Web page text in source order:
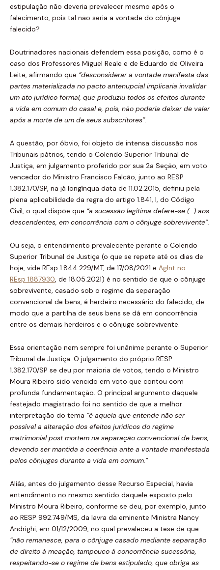
estipulação não deveria prevalecer mesmo após o
falecimento, pois tal não seria a vontade do cônjuge
falecido?
Doutrinadores nacionais defendem essa posição, como é o
caso dos Professores Miguel Reale e de Eduardo de Oliveira
Leite, afirmando que “desconsiderar a vontade manifesta das
partes materializada no pacto antenupcial implicaria invalidar
um ato jurídico formal, que produziu todos os efeitos durante
a vida em comum do casal e, pois, não poderia deixar de valer
após a morte de um de seus subscritores”.
A questão, por óbvio, foi objeto de intensa discussão nos
Tribunais pátrios, tendo o Colendo Superior Tribunal de
Justiça, em julgamento proferido por sua 2a Seção, em voto
vencedor do Ministro Francisco Falcão, junto ao RESP
1.382.170/SP, na já longínqua data de 11.02.2015, definiu pela
plena aplicabilidade da regra do artigo 1.841, I, do Código
Civil, o qual dispõe que “a sucessão legítima defere-se (…) aos
descendentes, em concorrência com o cônjuge sobrevivente”.
Ou seja, o entendimento prevalecente perante o Colendo
Superior Tribunal de Justiça (o que se repete até os dias de
hoje, vide REsp 1.844.229/MT, de 17/08/2021 e AgInt no
REsp 1887930, de 18.05.2021) é no sentido de que o cônjuge
sobrevivente, casado sob o regime da separação
convencional de bens, é herdeiro necessário do falecido, de
modo que a partilha de seus bens se dá em concorrência
entre os demais herdeiros e o cônjuge sobrevivente.
Essa orientação nem sempre foi unânime perante o Superior
Tribunal de Justiça. O julgamento do próprio RESP
1.382.170/SP se deu por maioria de votos, tendo o Ministro
Moura Ribeiro sido vencido em voto que contou com
profunda fundamentação. O principal argumento daquele
festejado magistrado foi no sentido de que a melhor
interpretação do tema “é aquela que entende não ser
possível a alteração dos efeitos jurídicos do regime
matrimonial post mortem na separação convencional de bens,
devendo ser mantida a coerência ante a vontade manifestada
pelos cônjuges durante a vida em comum.”
Aliás, antes do julgamento desse Recurso Especial, havia
entendimento no mesmo sentido daquele exposto pelo
Ministro Moura Ribeiro, conforme se deu, por exemplo, junto
ao RESP 992.749/MS, da lavra da eminente Ministra Nancy
Andrighi, em 01/12/2009, no qual prevaleceu a tese de que
“não remanesce, para o cônjuge casado mediante separação
de direito à meação, tampouco à concorrência sucessória,
respeitando-se o regime de bens estipulado, que obriga as